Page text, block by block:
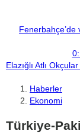
Fenerbahçe’de
Elazığlı Atlı
Haberler
Ekonomi
Türkiye-